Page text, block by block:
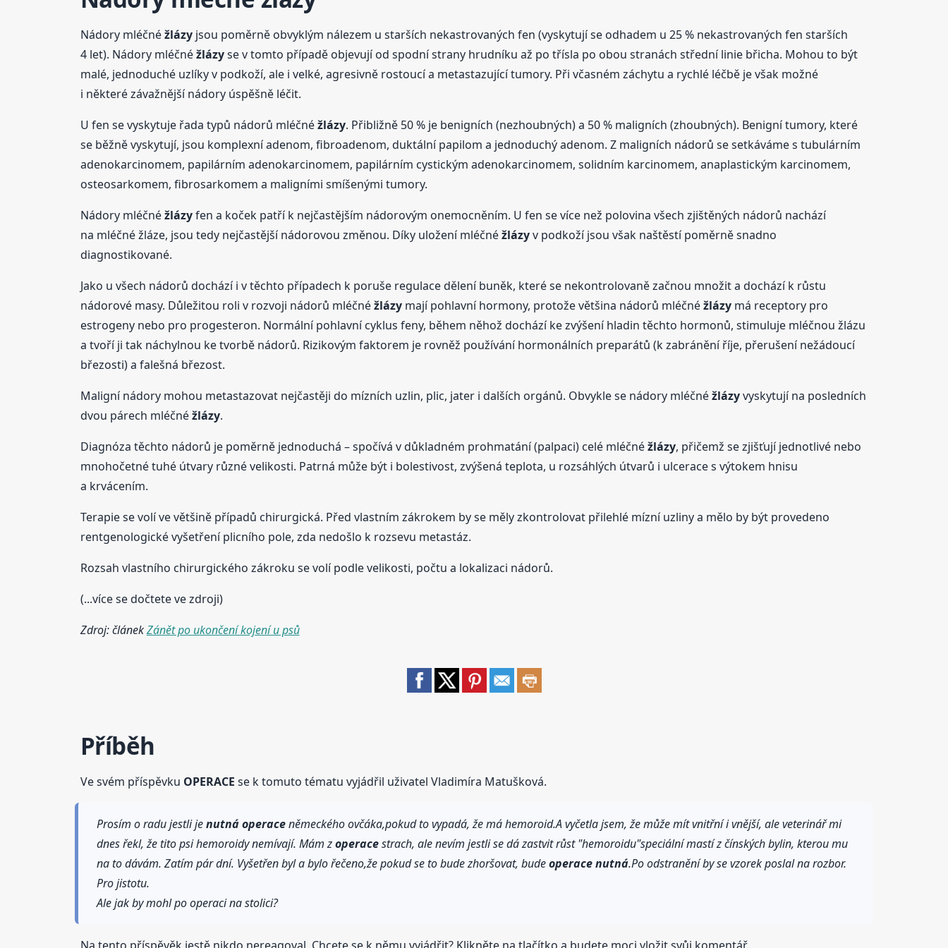
Nádory mléčnéžlázyjsou poměrně obvyklým nálezem u starších nekastrovaných fen (vyskytují se odhadem u 25 % nekastrovaných fen starších
4 let). Nádory mléčnéžlázyse v tomto případě objevují od spodní strany hrudníku až po třísla po obou stranách střední linie břicha. Mohou to být
malé, jednoduché uzlíky v podkoží, ale i velké, agresivně rostoucí a metastazující tumory. Při včasném záchytu a rychlé léčbě je však možné
i některé závažnější nádory úspěšně léčit.
U fen se vyskytuje řada typů nádorů mléčnéžlázy. Přibližně 50 % je benigních (nezhoubných) a 50 % maligních (zhoubných). Benigní tumory, které
se běžně vyskytují, jsou komplexní adenom, fibroadenom, duktální papilom a jednoduchý adenom. Z maligních nádorů se setkáváme s tubulárním
adenokarcinomem, papilárním adenokarcinomem, papilárním cystickým adenokarcinomem, solidním karcinomem, anaplastickým karcinomem,
osteosarkomem, fibrosarkomem a maligními smíšenými tumory.
Nádory mléčnéžlázyfen a koček patří k nejčastějším nádorovým onemocněním. U fen se více než polovina všech zjištěných nádorů nachází
na mléčné žláze, jsou tedy nejčastější nádorovou změnou. Díky uložení mléčnéžlázyv podkoží jsou však naštěstí poměrně snadno
diagnostikované.
Jako u všech nádorů dochází i v těchto případech k poruše regulace dělení buněk, které se nekontrolovaně začnou množit a dochází k růstu
nádorové masy. Důležitou roli v rozvoji nádorů mléčnéžlázymají pohlavní hormony, protože většina nádorů mléčnéžlázymá receptory pro
estrogeny nebo pro progesteron. Normální pohlavní cyklus feny, během něhož dochází ke zvýšení hladin těchto hormonů, stimuluje mléčnou žlázu
a tvoří ji tak náchylnou ke tvorbě nádorů. Rizikovým faktorem je rovněž používání hormonálních preparátů (k zabránění říje, přerušení nežádoucí
březosti) a falešná březost.
Maligní nádory mohou metastazovat nejčastěji do mízních uzlin, plic, jater i dalších orgánů. Obvykle se nádory mléčnéžlázyvyskytují na posledních
dvou párech mléčnéžlázy.
Diagnóza těchto nádorů je poměrně jednoduchá – spočívá v důkladném prohmatání (palpaci) celé mléčnéžlázy, přičemž se zjišťují jednotlivé nebo
mnohočetné tuhé útvary různé velikosti. Patrná může být i bolestivost, zvýšená teplota, u rozsáhlých útvarů i ulcerace s výtokem hnisu
a krvácením.
Terapie se volí ve většině případů chirurgická. Před vlastním zákrokem by se měly zkontrolovat přilehlé mízní uzliny a mělo by být provedeno
rentgenologické vyšetření plicního pole, zda nedošlo k rozsevu metastáz.
Rozsah vlastního chirurgického zákroku se volí podle velikosti, počtu a lokalizaci nádorů.
(...více se dočtete ve zdroji)
Zdroj: článekZánět po ukončení kojení u psů
Příběh
Ve svém příspěvku OPERACE se k tomuto tématu vyjádřil uživatel Vladimíra Matušková.
Prosím o radu jestli jenutnáoperaceněmeckého ovčáka,pokud to vypadá, že má hemoroid.A vyčetla jsem, že může mít vnitřní i vnější, ale veterinář mi
dnes řekl, že tito psi hemoroidy nemívají. Mám zoperacestrach, ale nevím jestli se dá zastvit růst "hemoroidu"speciální mastí z čínských bylin, kterou mu
na to dávám. Zatím pár dní. Vyšetřen byl a bylo řečeno,že pokud se to bude zhoršovat, budeoperacenutná.Po odstranění by se vzorek poslal na rozbor.
Pro jistotu.
Ale jak by mohl po operaci na stolici?
Na tento příspěvěk jestě nikdo nereagoval. Chcete se k němu vyjádřit? Klikněte na tlačítko a budete moci vložit svůj komentář.